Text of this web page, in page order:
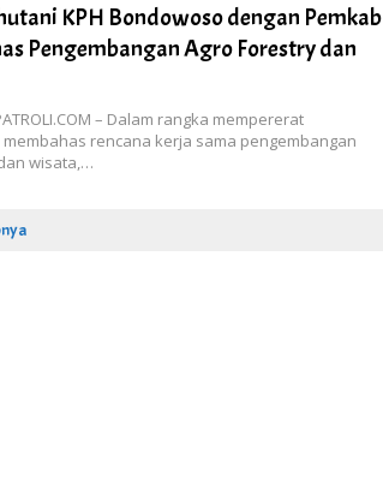
KPH Bondowoso dengan Pemkab
Pengembangan Agro Forestry dan
– Dalam rangka mempererat
rencana kerja sama pengembangan
wisata,…